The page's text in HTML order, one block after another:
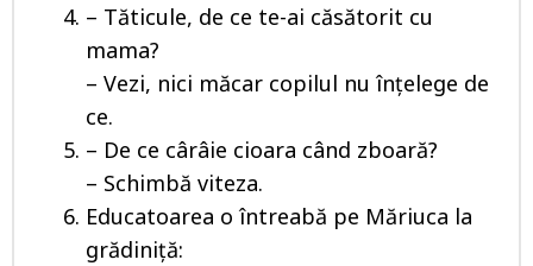
– Tăticule, de ce te-ai căsătorit cu
mama?
– Vezi, nici măcar copilul nu înţelege de
ce.
– De ce cârâie cioara când zboară?
– Schimbă viteza.
Educatoarea o întreabă pe Măriuca la
grădiniță: